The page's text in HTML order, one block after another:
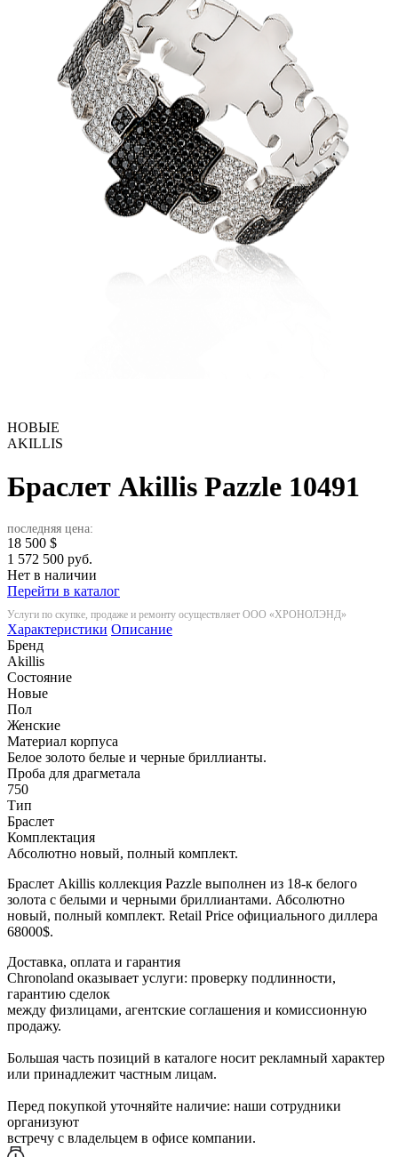
НОВЫЕ
AKILLIS
Браслет Akillis Pazzle 10491
последняя цена:
18 500 $
1 572 500 руб.
Нет в наличии
Перейти в каталог
Услуги по скупке, продаже и ремонту осуществляет ООО «ХРОНОЛЭНД»
Характеристики Описание
Бренд
Akillis
Состояние
Новые
Пол
Женские
Материал корпуса
Белое золото белые и черные бриллианты.
Проба для драгметала
750
Тип
Браслет
Комплектация
Абсолютно новый, полный комплект.
Браслет Akillis коллекция Pazzle выполнен из 18-к белого
золота с белыми и черными бриллиантами. Абсолютно
новый, полный комплект. Retail Price официального диллера
68000$.
Доставка, оплата и гарантия
Chronoland оказывает услуги: проверку подлинности,
гарантию сделок
между физлицами, агентские соглашения и комиссионную
продажу.
Большая часть позиций в каталоге носит рекламный характер
или принадлежит частным лицам.
Перед покупкой уточняйте наличие: наши сотрудники
организуют
встречу с владельцем в офисе компании.